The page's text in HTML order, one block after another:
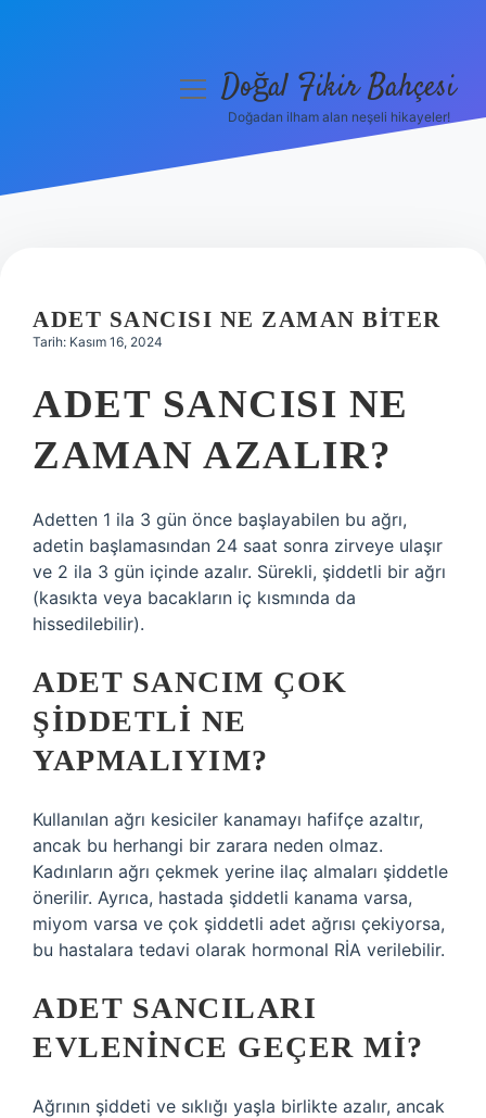
Hakkımızda
menüyüDoğal Fikir Bahçesi
Doğadan ilham alan neşeli hikayeler!
ADET SANCISI NE ZAMAN BITER
Tarih: Kasım 16, 2024
ADET SANCISI NE
ZAMAN AZALIR?
Adetten 1 ila 3 gün önce başlayabilen bu ağrı,
adetin başlamasından 24 saat sonra zirveye ulaşır
ve 2 ila 3 gün içinde azalır. Sürekli, şiddetli bir ağrı
(kasıkta veya bacakların iç kısmında da
hissedilebilir).
ADET SANCIM ÇOK
ŞIDDETLI NE
YAPMALIYIM?
Kullanılan ağrı kesiciler kanamayı hafifçe azaltır,
ancak bu herhangi bir zarara neden olmaz.
Kadınların ağrı çekmek yerine ilaç almaları şiddetle
önerilir. Ayrıca, hastada şiddetli kanama varsa,
miyom varsa ve çok şiddetli adet ağrısı çekiyorsa,
bu hastalara tedavi olarak hormonal RİA verilebilir.
ADET SANCILARI
EVLENINCE GEÇER MI?
Ağrının şiddeti ve sıklığı yaşla birlikte azalır, ancak